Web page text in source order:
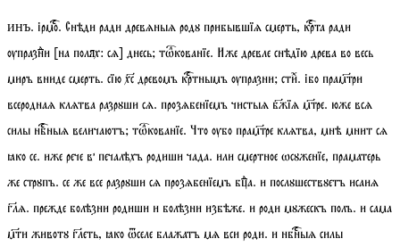
инъ. ірмо. Снѣди ради древѧныѧ родꙋ прибывшїѧ смерть, крта ради
ѹпразнⷣи [на полях:сѧ] днесь;тѡкованїе. Иже древле снѣдїю древа во весь
миръ вниде смерть. сїю хс древомъ кртнымъ ѹпразни;стиⷯ. ібо прамтри
всероднаѧ клѧтва разрꙋши сѧ. прозѧбенїемъ чистыѧ бжїѧ мтре. юже всѧ
силы нбныѧ величаютъ;тѡкованїе. Что ѹбо прамтре клѧтва, мнѣ мнит сѧ
ꙗко се. иже рече в печалѣхъ родиши чада. или смертное ѡсꙋженїе, праматерь
же стрꙋпъ. се же все разрꙋши сѧ прозѧбенїемъ бцⷣа. и послꙋшествꙋетъ исаиѧ
глѧ. прежде болѣзни родиши и болѣзни избѣже. и роди мꙋжескъ полъ. и сама
мти животꙋ глеть, ꙗко ѿселе блажатъ мѧ вси роди. и нбныѧ силы